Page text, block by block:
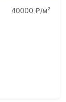
40000 ₽/м²